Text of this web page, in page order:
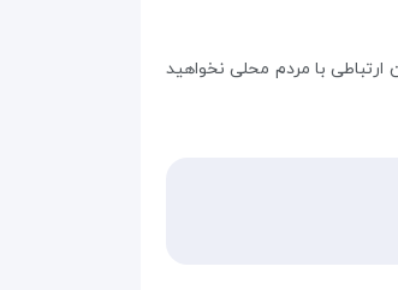
ارتباطی با مردم محلی نخواهید